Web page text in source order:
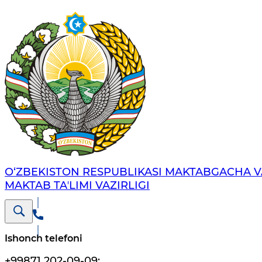
O‘ZBEKISTON RESPUBLIKASI MAKTABGACHA
MAKTAB TAʼLIMI VAZIRLIGI
Ishonch telefoni